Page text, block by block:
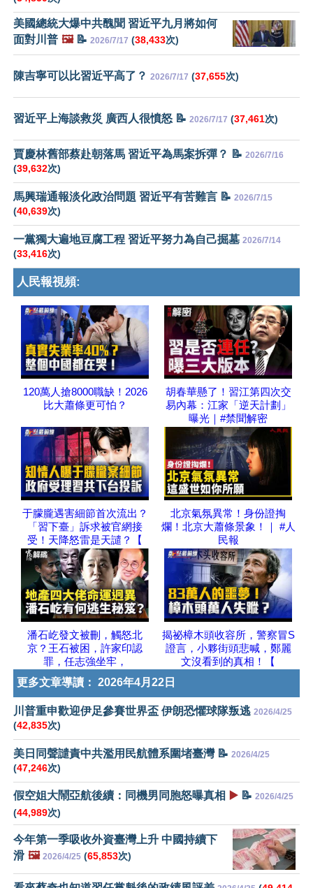
美國總統大爆中共醜聞 習近平九月將如何
面對川普 🖼️📝 2026/7/17 (38,433次)
陳吉寧可以比習近平高了？ 2026/7/17 (37,655次)
習近平上海談救災 廣西人很憤怒 📝 2026/7/17 (37,461次)
賈慶林舊部蔡赴朝落馬 習近平為馬案拆彈？ 📝 2026/7/16
(39,632次)
馬興瑞通報淡化政治問題 習近平有苦難言 📝 2026/7/15
(40,639次)
一黨獨大遍地豆腐工程 習近平努力為自己掘墓 2026/7/14
(33,416次)
人民報視頻:
120萬人搶8000職缺！2026
比大蕭條更可怕？
胡春華懸了！習江第四次交
易內幕：江家「逆天計劃」
曝光｜#禁聞解密
于朦朧遇害細節首次流出？
「習下臺」訴求被官網接
受！天降怒雷是天譴？【
北京氣氛異常！身份證掏
爛！北京大蕭條景象！｜ #人
民報
潘石屹發文被刪，觸怒北
京？王石被困，許家印認
罪，任志強坐牢，
揭祕樟木頭收容所，警察冒S
證言，小夥街頭悲喊，鄭麗
文沒看到的真相！【
更多文章導讀： 2026年4月22日
川普重申歡迎伊足參賽世界盃 伊朗恐懼球隊叛逃 2026/4/25
(42,835次)
美日同聲譴責中共濫用民航體系圍堵臺灣 📝 2026/4/25
(47,246次)
假空姐大鬧亞航後續：同機男同胞怒曝真相 ▶️ 📝 2026/4/25
(44,989次)
今年第一季吸收外資臺灣上升 中國持續下
滑 🖼️ 2026/4/25 (65,853次)